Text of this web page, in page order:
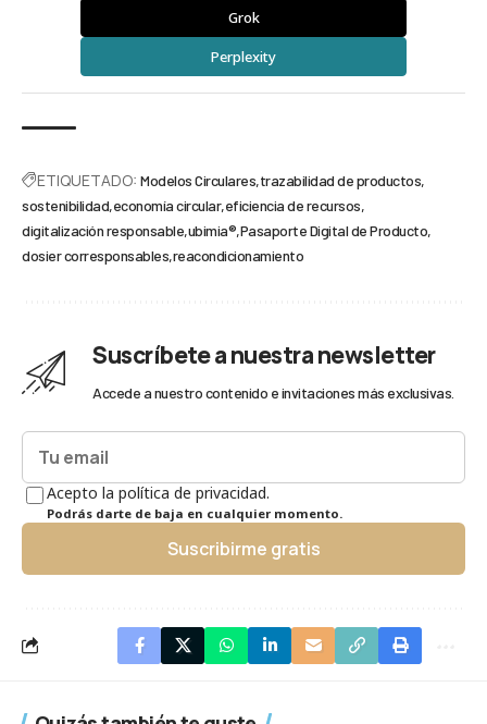
Grok
Perplexity
ETIQUETADO: Modelos Circulares trazabilidad de productos
sostenibilidad economía circular eficiencia de recursos
digitalización responsable ubimia® Pasaporte Digital de Producto
dosier corresponsables reacondicionamiento
Suscríbete a nuestra newsletter
Accede a nuestro contenido e invitaciones más exclusivas.
Acepto la política de privacidad.
Podrás darte de baja en cualquier momento.
Suscribirme gratis